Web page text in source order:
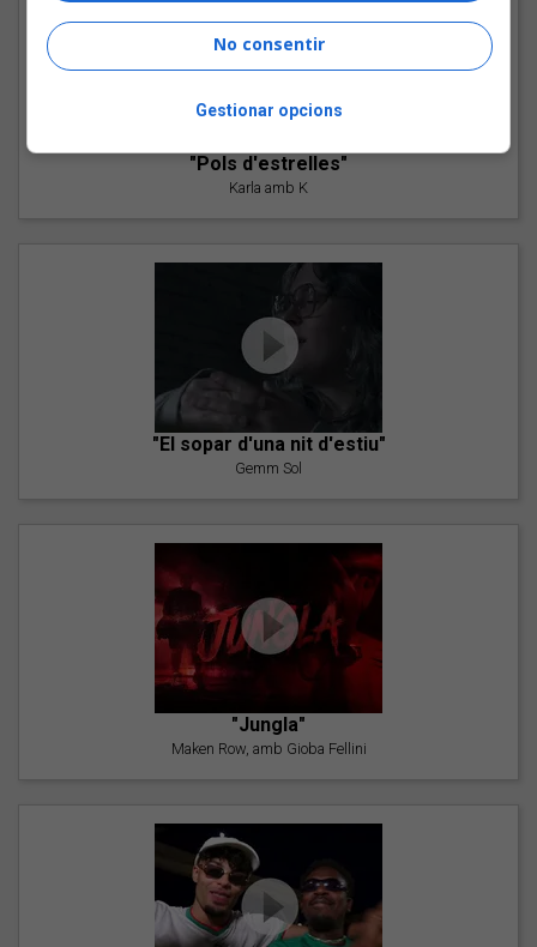
"Pols d'estrelles"
Karla amb K
"El sopar d'una nit d'estiu"
Gemm Sol
"Jungla"
Maken Row, amb Gioba Fellini
No consentir
Gestionar opcions